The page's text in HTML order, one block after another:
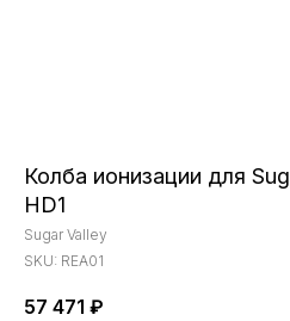
Колба ионизации для
HD1
Sugar Valley
SKU: REA01
57 471 ₽